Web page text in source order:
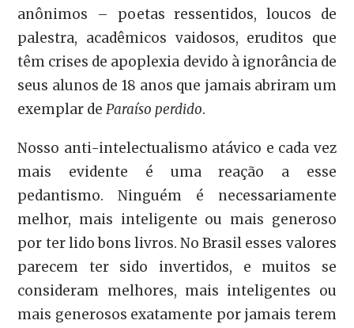
anônimos – poetas ressentidos, loucos de
palestra, acadêmicos vaidosos, eruditos que
têm crises de apoplexia devido à ignorância de
seus alunos de 18 anos que jamais abriram um
exemplar deParaíso perdido.
Nosso anti-intelectualismo atávico e cada vez
mais evidente é uma reação a esse
pedantismo. Ninguém é necessariamente
melhor, mais inteligente ou mais generoso
por ter lido bons livros. No Brasil esses valores
parecem ter sido invertidos, e muitos se
consideram melhores, mais inteligentes ou
mais generosos exatamente por jamais terem